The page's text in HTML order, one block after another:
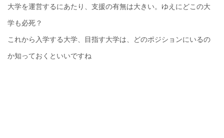
大学を運営するにあたり、支援の有無は大きい。ゆえにどこの大
学も必死？
これから入学する大学、目指す大学は、どのポジションにいるの
か知っておくといいですね